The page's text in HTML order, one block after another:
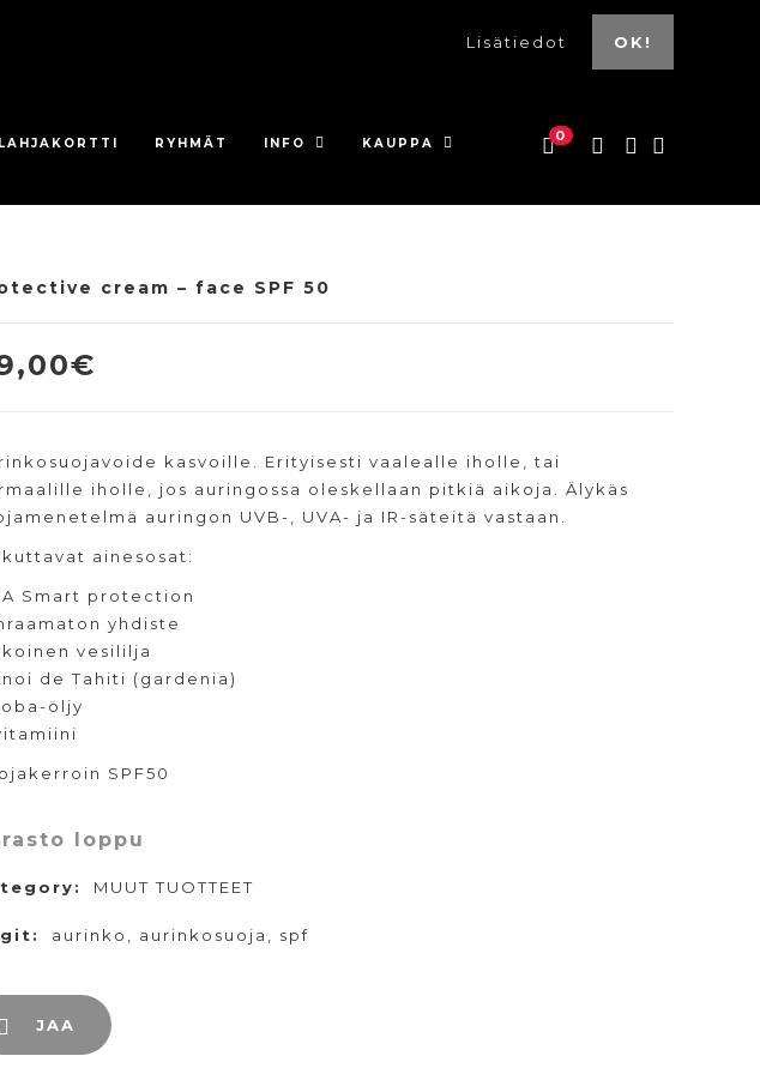
Lisätiedot OK!
LAHJAKORTTI RYHMÄT INFO KAUPPA 0
cream – face SPF 50
€
kasvoille. Erityisesti vaalealle iholle, tai
iholle, jos auringossa oleskellaan pitkiä aikoja. Älykäs
auringon UVB-, UVA- ja IR-säteitä vastaan.
ainesosat:
Smart protection
yhdiste
vesililja
de Tahiti (gardenia)
öljy
SPF50
loppu
MUUT TUOTTEET
aurinko aurinkosuoja spf
JAA